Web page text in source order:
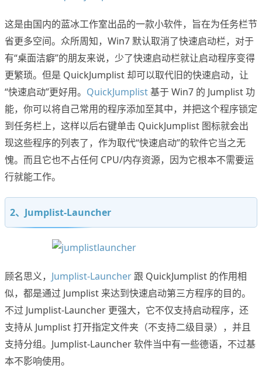
这是由国内的蓝冰工作室出品的一款小软件，旨在为任务栏节
省更多空间。众所周知，Win7 默认取消了快速启动栏，对于
有“桌面洁癖”的朋友来说，少了快速启动栏就让启动程序变得
更繁琐。但是 QuickJumplist 却可以取代旧的快速启动，让
“快速启动”更好用。 QuickJumplist基于 Win7 的 Jumplist 功
能，你可以将自己常用的程序添加至其中，并把这个程序锁定
到任务栏上，这样以后右键单击 QuickJumplist 图标就会出
现这些程序的列表了，作为取代“快速启动”的软件它当之无
愧。而且它也不占任何 CPU/内存资源，因为它根本不需要运
行就能工作。
2、Jumplist-Launcher
顾名思义， Jumplist-Launcher 跟 QuickJumplist 的作用相
似，都是通过 Jumplist 来达到快速启动第三方程序的目的。
不过 Jumplist-Launcher 更强大，它不仅支持启动程序，还
支持从 Jumplist 打开指定文件夹（不支持二级目录），并且
支持分组。Jumplist-Launcher 软件当中有一些德语，不过基
本不影响使用。